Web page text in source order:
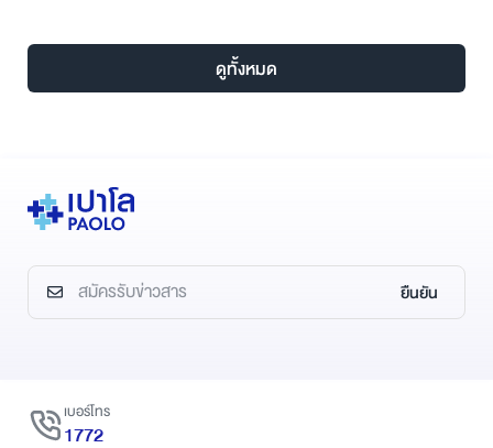
ดูทั้งหมด
ยืนยัน
เบอร์โทร
1772